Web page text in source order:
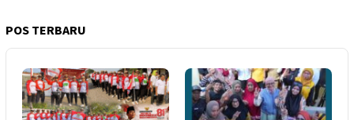
POS TERBARU